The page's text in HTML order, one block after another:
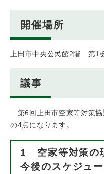
開催場所
上田市中央公民館2階 第1
議事
第6回上田市空家等対策
の4点になります。
1 空家等対策の
今後のスケジュ